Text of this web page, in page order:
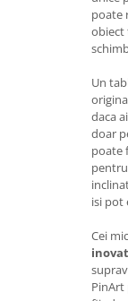
poate
obiect
Un
daca
doar
poate
isi pot
Cei
PinArt